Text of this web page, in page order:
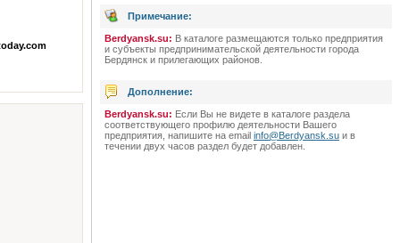
Примечание:
Berdyansk.su: В каталоге размещаются только предприятия
и субъекты предпринимательской деятельности города
Бердянск и прилегающих районов.
Дополнение:
Berdyansk.su: Если Вы не видете в каталоге раздела
соответствующего профилю деятельности Вашего
предприятия, напишите на email info@Berdyansk.su и в
течении двух часов раздел будет добавлен.